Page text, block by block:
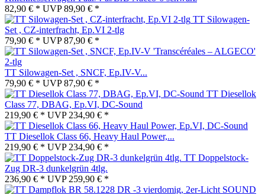
82,90 € * UVP89,90 € *
TT Silowagen-
Set , CZ-interfracht, Ep.VI 2-tlg
79,90 € * UVP87,90 € *
TT Silowagen-Set , SNCF, Ep.IV-V...
79,90 € * UVP87,90 € *
TT Diesellok
Class 77, DBAG, Ep.VI, DC-Sound
219,90 € * UVP 234,90 € *
TT Diesellok Class 66, Heavy Haul Power,...
219,90 € * UVP 234,90 € *
TT Doppelstock-
Zug DR-3 dunkelgrün 4tlg.
236,90 € * UVP 259,90 € *